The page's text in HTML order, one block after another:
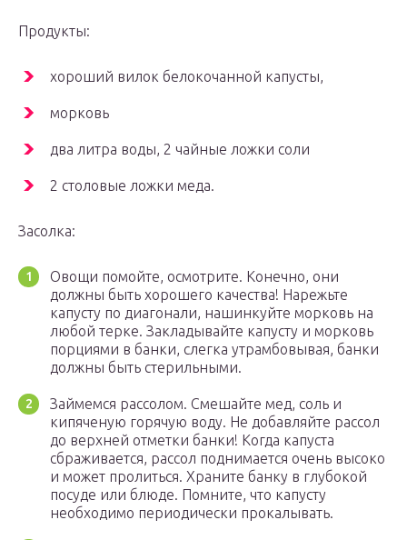
Продукты:
хороший вилок белокочанной капусты,
морковь
два литра воды, 2 чайные ложки соли
2 столовые ложки меда.
Засолка:
Овощи помойте, осмотрите. Конечно, они
должны быть хорошего качества! Нарежьте
капусту по диагонали, нашинкуйте морковь на
любой терке. Закладывайте капусту и морковь
порциями в банки, слегка утрамбовывая, банки
должны быть стерильными.
Займемся рассолом. Смешайте мед, соль и
кипяченую горячую воду. Не добавляйте рассол
до верхней отметки банки! Когда капуста
сбраживается, рассол поднимается очень высоко
и может пролиться. Храните банку в глубокой
посуде или блюде. Помните, что капусту
необходимо периодически прокалывать.